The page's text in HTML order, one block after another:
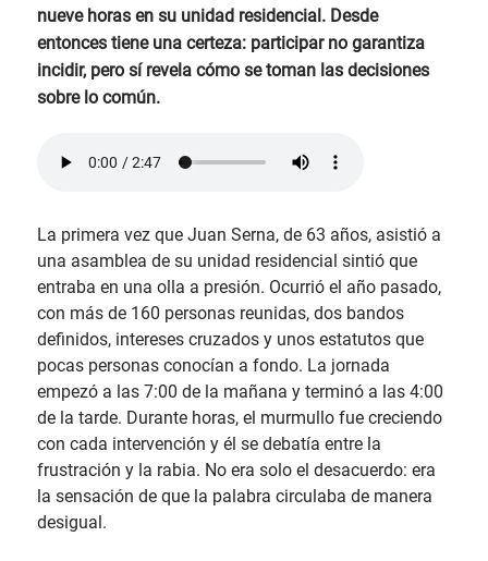
nueve horas en su unidad residencial. Desde
entonces tiene una certeza: participar no garantiza
incidir, pero sí revela cómo se toman las decisiones
sobre lo común.
La primera vez que Juan Serna, de 63 años, asistió a
una asamblea de su unidad residencial sintió que
entraba en una olla a presión. Ocurrió el año pasado,
con más de 160 personas reunidas, dos bandos
definidos, intereses cruzados y unos estatutos que
pocas personas conocían a fondo. La jornada
empezó a las 7:00 de la mañana y terminó a las 4:00
de la tarde. Durante horas, el murmullo fue creciendo
con cada intervención y él se debatía entre la
frustración y la rabia. No era solo el desacuerdo: era
la sensación de que la palabra circulaba de manera
desigual.